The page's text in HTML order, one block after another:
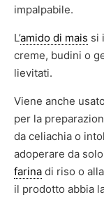
impalpabile.
L’amido di mais si
creme, budini o
lievitati.
Viene anche
per la
da celiachia o
adoperare da
farina di riso o
il prodotto abbia